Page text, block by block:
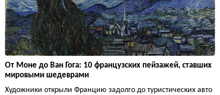
От Моне до Ван Гога: 10 французских пейзажей, ставших
мировыми шедеврами
Художники открыли Францию задолго до туристических авто